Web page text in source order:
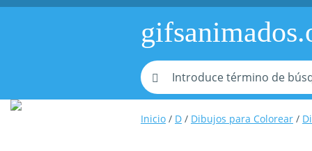
Inicio / D / Dibujos para Colorear /